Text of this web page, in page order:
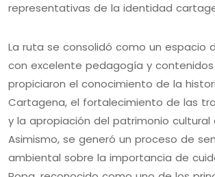
representativas de la identidad
La ruta se consolidó como un espacio
con excelente pedagogía y
propiciaron el conocimiento de la
Cartagena, el fortalecimiento de las
y la apropiación del patrimonio cultural
Asimismo, se generó un proceso de
ambiental sobre la importancia de